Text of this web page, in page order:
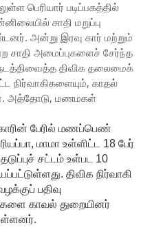
பெரியார் படிப்பகத்தில்
சாதி மறுப்பு
அன்று இரவு கார் மற்றும்
சாதி அமைப்புகளைச் சேர்ந்த
திவிக தலைமைக்
நிர்வாகிகளையும், காதல்
அத்தோடு, மணமகள்
பேரில் மணப்பெண்
மாமா உள்ளிட்ட 18 பேர்
சட்டம் உள்பட 10
திவிக நிர்வாகி
பதிவு
காவல் துறையினர்